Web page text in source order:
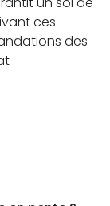
ces
des